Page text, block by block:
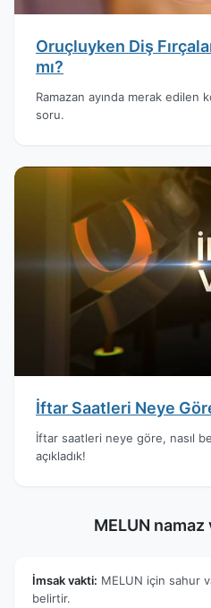
Oruçluyken Diş
mı?
Ramazan ayında merak edilen
soru.
İftar Saatleri Neye
İftar saatleri neye göre, nasıl
açıkladık!
MELUN
İmsak vakti: MELUN için sahur
belirtir.